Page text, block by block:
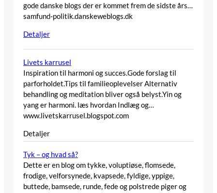
gode danske blogs der er kommet frem de sidste års…
samfund-politik.danskeweblogs.dk
Detaljer
Livets karrusel
Inspiration til harmoni og succes.Gode forslag til
parforholdet.Tips til familieoplevelser Alternativ
behandling og meditation bliver også belyst.Yin og
yang er harmoni. læs hvordan Indlæg og…
www.livetskarrusel.blogspot.com
Detaljer
Tyk – og hvad så?
Dette er en blog om tykke, voluptiøse, flomsede,
frodige, velforsynede, kvapsede, fyldige, yppige,
buttede, bamsede, runde, fede og polstrede piger og